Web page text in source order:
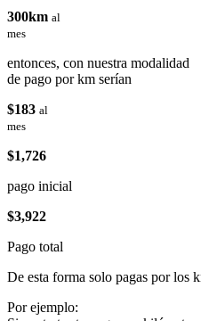
300km al
mes
entonces, con nuestra modalidad
de pago por km serían
$183 al
mes
$1,726
pago inicial
$3,922
Pago total
De esta forma solo pagas por los
Por ejemplo: